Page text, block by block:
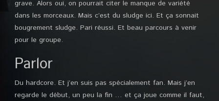
grave. Alors oui, on pourrait citer le manque de variété
dans les morceaux. Mais c’est du sludge ici. Et ça sonnait
bougrement sludge. Pari réussi. Et beau parcours à venir
pour le groupe.
Parlor
Du hardcore. Et j’en suis pas spécialement fan. Mais j’en
regarde le début, un peu la fin … et ça joue comme il faut,